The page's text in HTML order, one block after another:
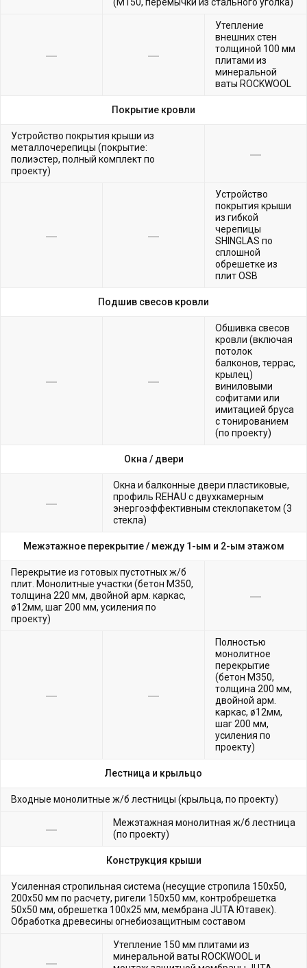
Утепление
внешних стен
толщиной 100 мм
плитами из
минеральной
ваты ROCKWOOL
Покрытие кровли
Устройство покрытия крыши из
металлочерепицы (покрытие:
полиэстер, полный комплект по
проекту)
Устройство
покрытия крыши
из гибкой
черепицы
SHINGLAS по
сплошной
обрешетке из
плит OSB
Подшив свесов кровли
Обшивка свесов
кровли (включая
потолок
балконов, террас,
крылец)
виниловыми
софитами или
имитацией бруса
с тонированием
(по проекту)
Окна / двери
Окна и балконные двери пластиковые,
профиль REHAU с двухкамерным
энергоэффективным стеклопакетом (3
стекла)
Межэтажное перекрытие / между 1-ым и 2-ым этажом
Перекрытие из готовых пустотных ж/б
плит. Монолитные участки (бетон М350,
толщина 220 мм, двойной арм. каркас,
ø12мм, шаг 200 мм, усиления по
проекту)
Полностью
монолитное
перекрытие
(бетон М350,
толщина 200 мм,
двойной арм.
каркас, ø12мм,
шаг 200 мм,
усиления по
проекту)
Лестница и крыльцо
Входные монолитные ж/б лестницы (крыльца, по проекту)
Межэтажная монолитная ж/б лестница
(по проекту)
Конструкция крыши
Усиленная стропильная система (несущие стропила 150х50,
200х50 мм по расчету, ригели 150х50 мм, контробрешетка
50х50 мм, обрешетка 100х25 мм, мембрана JUTA Ютавек).
Обработка древесины огнебиозащитным составом
Утепление 150 мм плитами из
минеральной ваты ROCKWOOL и